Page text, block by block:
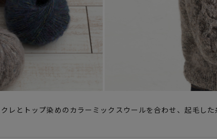
レとトップ染めのカラーミックスウールを合わせ、起毛し